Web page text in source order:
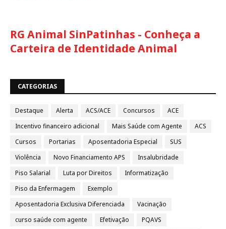
RG Animal SinPatinhas - Conheça a
Carteira de Identidade Animal
CATEGORIAS
Destaque Alerta ACS/ACE Concursos
ACE
Incentivo financeiro adicional
Mais Saúde com Agente
ACS
Cursos
Portarias Aposentadoria Especial
SUS
Violência
Novo Financiamento APS
Insalubridade
Piso Salarial
Luta por Direitos
Informatização
Piso da Enfermagem
Exemplo
Aposentadoria Exclusiva Diferenciada
Vacinação
curso saúde com agente
Efetivação
PQAVS